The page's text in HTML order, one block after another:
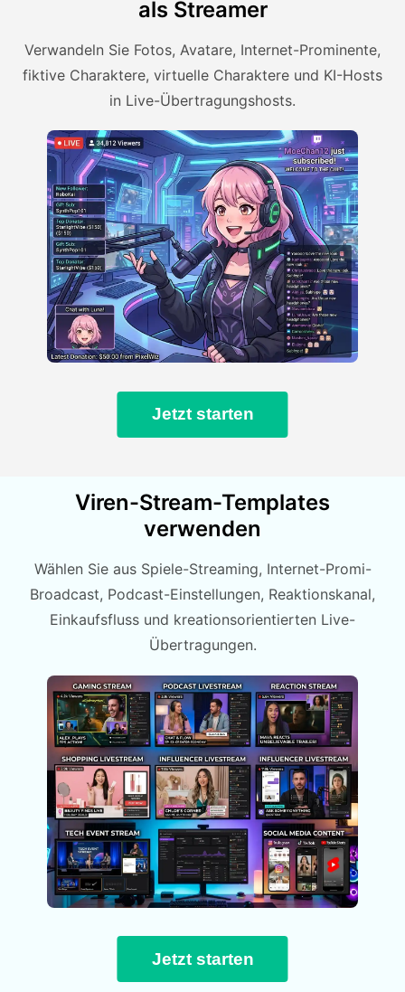
als Streamer
Verwandeln Sie Fotos, Avatare, Internet-Prominente,
fiktive Charaktere, virtuelle Charaktere und KI-Hosts
in Live-Übertragungshosts.
Jetzt starten
Viren-Stream-Templates
verwenden
Wählen Sie aus Spiele-Streaming, Internet-Promi-
Broadcast, Podcast-Einstellungen, Reaktionskanal,
Einkaufsfluss und kreationsorientierten Live-
Übertragungen.
Jetzt starten